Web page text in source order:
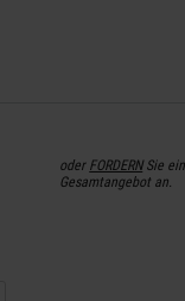
oderFORDERNSie ein
Gesamtangebot an.